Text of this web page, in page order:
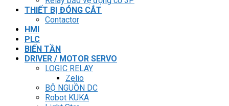
THIẾT BỊ ĐÓNG CẮT
Contactor
HMI
PLC
BIẾN TẦN
DRIVER / MOTOR SERVO
LOGIC RELAY
Zelio
BỘ NGUỒN DC
Robot KUKA